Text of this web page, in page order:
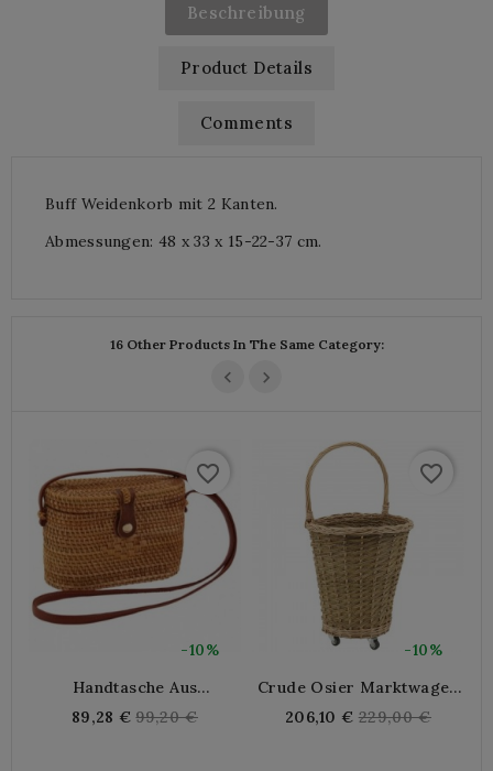
Beschreibung
Product Details
Comments
Buff Weidenkorb mit 2 Kanten.
Abmessungen: 48 x 33 x 15-22-37 cm.
16 Other Products In The Same Category:
-10%
favorite_border
Handtasche Aus
89,28 € Regular
99,20 €
-10%
favorite_border
Crude Osier Marktwagen
206,10 € Regular
229,00 €